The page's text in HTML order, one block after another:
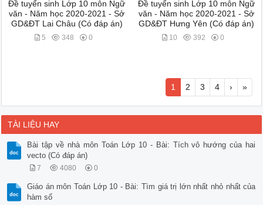
Đề tuyển sinh Lớp 10 môn Ngữ
văn - Năm học 2020-2021 - Sở
GD&ĐT Lai Châu (Có đáp án)
5 348 0
Đề tuyển sinh Lớp 10 môn Ngữ
văn - Năm học 2020-2021 - Sở
GD&ĐT Hưng Yên (Có đáp án)
10 392 0
1 2 3 4 › »
TÀI LIỆU HAY
Bài tập về nhà môn Toán Lớp 10 - Bài: Tích vô hướng của hai
vecto (Có đáp án)
7 4080 0
Giáo án môn Toán Lớp 10 - Bài: Tìm giá trị lớn nhất nhỏ nhất của
hàm số